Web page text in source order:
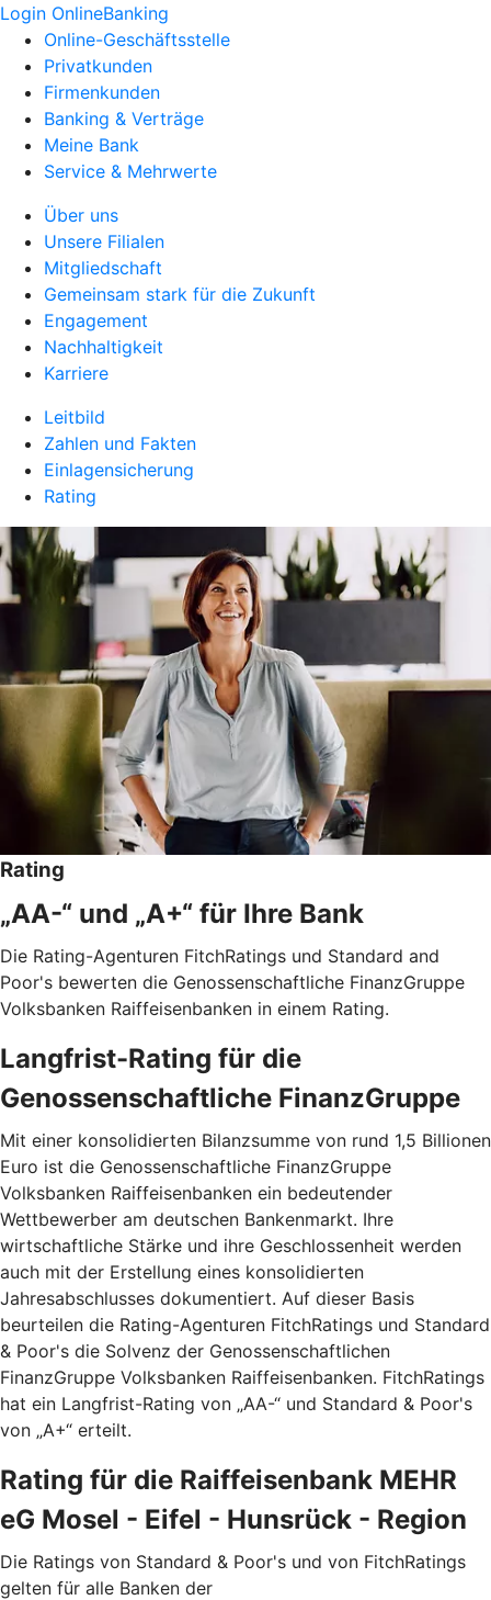
Login OnlineBanking
Online-Geschäftsstelle
Privatkunden
Firmenkunden
Banking & Verträge
Meine Bank
Service & Mehrwerte
Über uns
Unsere Filialen
Mitgliedschaft
Gemeinsam stark für die Zukunft
Engagement
Nachhaltigkeit
Karriere
Leitbild
Zahlen und Fakten
Einlagensicherung
Rating
Rating
„AA-“ und „A+“ für Ihre Bank
Die Rating-Agenturen FitchRatings und Standard and
Poor's bewerten die Genossenschaftliche FinanzGruppe
Volksbanken Raiffeisenbanken in einem Rating.
Langfrist-Rating für die
Genossenschaftliche FinanzGruppe
Mit einer konsolidierten Bilanzsumme von rund 1,5 Billionen
Euro ist die Genossenschaftliche FinanzGruppe
Volksbanken Raiffeisenbanken ein bedeutender
Wettbewerber am deutschen Bankenmarkt. Ihre
wirtschaftliche Stärke und ihre Geschlossenheit werden
auch mit der Erstellung eines konsolidierten
Jahresabschlusses dokumentiert. Auf dieser Basis
beurteilen die Rating-Agenturen FitchRatings und Standard
& Poor's die Solvenz der Genossenschaftlichen
FinanzGruppe Volksbanken Raiffeisenbanken. FitchRatings
hat ein Langfrist-Rating von „AA-“ und Standard & Poor's
von „A+“ erteilt.
Rating für die Raiffeisenbank MEHR
eG Mosel - Eifel - Hunsrück - Region
Die Ratings von Standard & Poor's und von FitchRatings
gelten für alle Banken der